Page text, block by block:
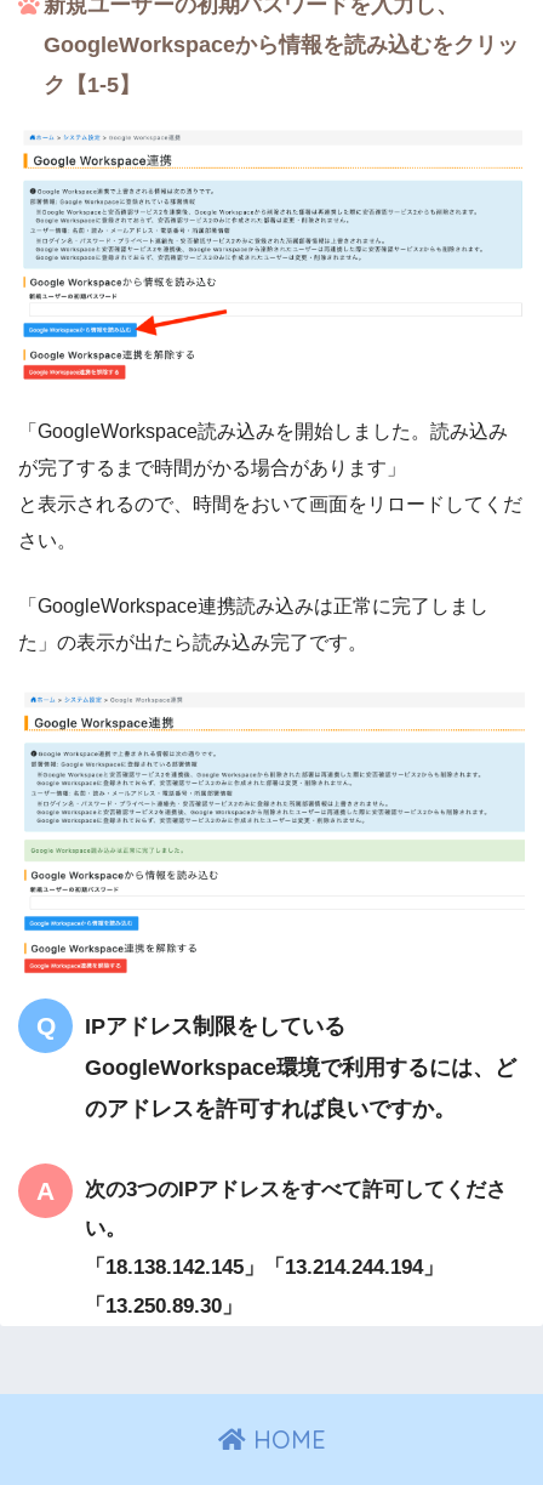
新規ユーザーの初期パスワードを入力し、
GoogleWorkspaceから情報を読み込むをクリッ
ク【1-5】
「GoogleWorkspace読み込みを開始しました。読み込み
が完了するまで時間がかる場合があります」
と表示されるので、時間をおいて画面をリロードしてくだ
さい。
「GoogleWorkspace連携読み込みは正常に完了しまし
た」の表示が出たら読み込み完了です。
IPアドレス制限をしている
GoogleWorkspace環境で利用するには、ど
のアドレスを許可すれば良いですか。
次の3つのIPアドレスをすべて許可してくださ
い。
「18.138.142.145」「13.214.244.194」
「13.250.89.30」
HOME